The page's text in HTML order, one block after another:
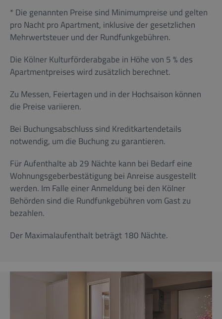
* Die genannten Preise sind Minimumpreise und gelten
pro Nacht pro Apartment, inklusive der gesetzlichen
Mehrwertsteuer und der Rundfunkgebühren.
Die Kölner Kulturförderabgabe in Höhe von 5 % des
Apartmentpreises wird zusätzlich berechnet.
Zu Messen, Feiertagen und in der Hochsaison können
die Preise variieren.
Bei Buchungsabschluss sind Kreditkartendetails
notwendig, um die Buchung zu garantieren.
Für Aufenthalte ab 29 Nächte kann bei Bedarf eine
Wohnungsgeberbestätigung bei Anreise ausgestellt
werden. Im Falle einer Anmeldung bei den Kölner
Behörden sind die Rundfunkgebühren vom Gast zu
bezahlen.
Der Maximalaufenthalt beträgt 180 Nächte.